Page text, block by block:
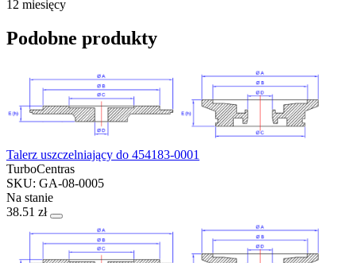
12 miesięcy
Podobne produkty
Talerz uszczelniający do 454183-0001
TurboCentras
SKU: GA-08-0005
Na stanie
38.51 zł